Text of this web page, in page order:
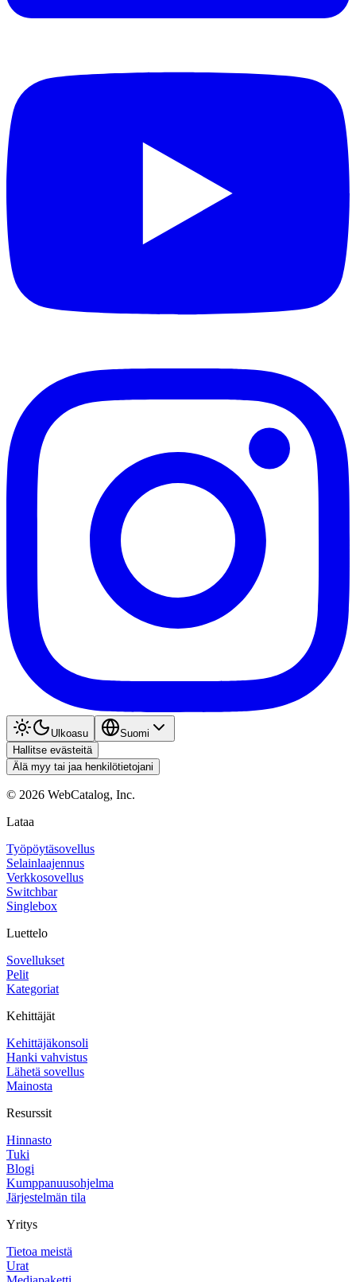
Ulkoasu
Suomi
Hallitse evästeitä
Älä myy tai jaa henkilötietojani
© 2026 WebCatalog, Inc.
Lataa
Työpöytäsovellus
Selainlaajennus
Verkkosovellus
Switchbar
Singlebox
Luettelo
Sovellukset
Pelit
Kategoriat
Kehittäjät
Kehittäjäkonsoli
Hanki vahvistus
Lähetä sovellus
Mainosta
Resurssit
Hinnasto
Tuki
Blogi
Kumppanuusohjelma
Järjestelmän tila
Yritys
Tietoa meistä
Urat